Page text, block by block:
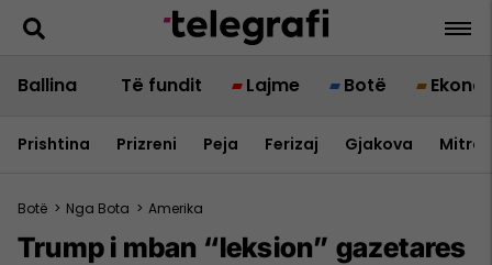
Ballina Të fundit Lajme Botë
Prishtina Prizreni Peja Ferizaj Gjakova
Botë > Nga Bota > Amerika
Trump i mban “leksion” gazetares